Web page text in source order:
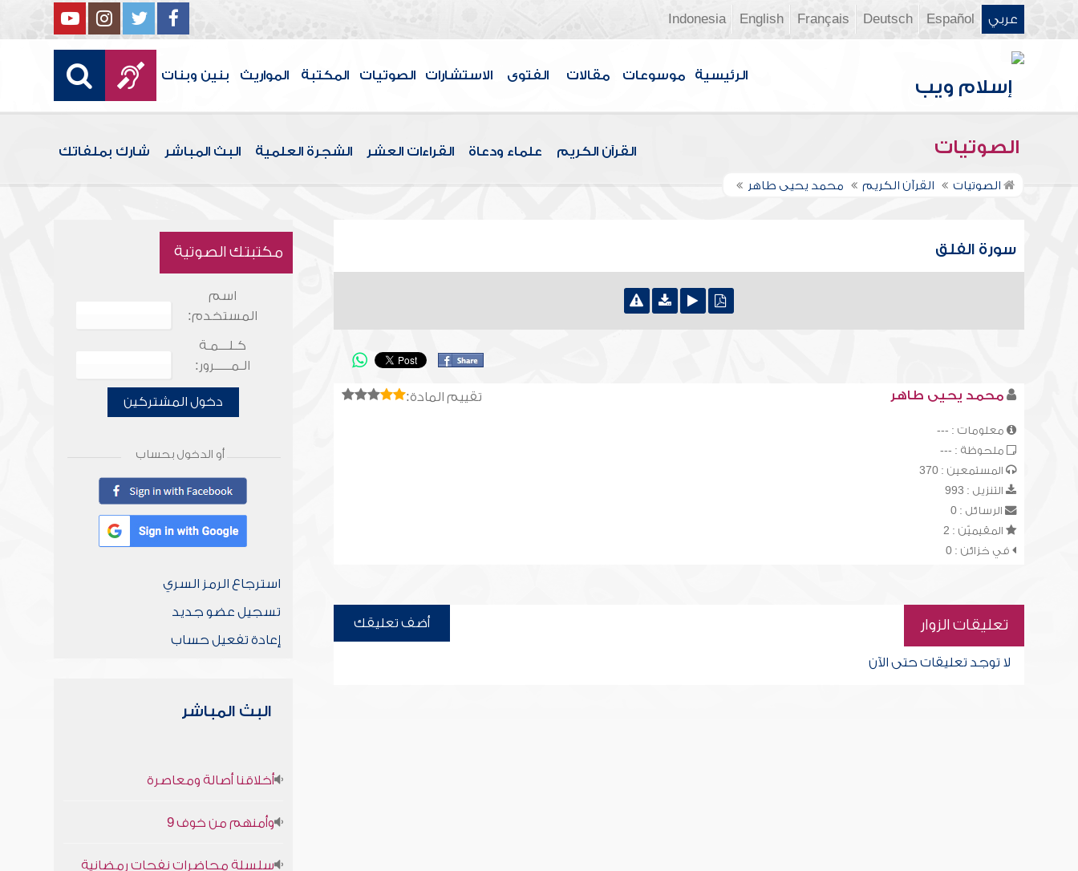
عربي Español
Deutsch
Français
English
Indonesia
الرئيسية موسوعات مقالات الفتوى الاستشارات الصوتيات المكتبة المواريث بنين وبنات
الصوتيات القرآن الكريم علماء ودعاة القراءات العشر الشجرة العلمية البث المباشر شارك بملفاتك
الصوتيات القرآن الكريم محمد يحيى طاهر
سورة الفلق
تقييم المادة: محمد يحيى طاهر
معلومات : ---
ملحوظة : ---
المستمعين : 370
التنزيل : 993
الرسائل : 0
المقيميّن : 2
في خزائن : 0
تعليقات الزوار أضف تعليقك
لا توجد تعليقات حتى الآن
مكتبتك الصوتية
اسم
المستخدم:
كـلـــمـة
الـمـــــرور:
دخول المشتركين
أو الدخول بحساب
استرجاع الرمز السري
تسجيل عضو جديد
إعادة تفعيل حساب
البث المباشر
أخلاقنا أصالة ومعاصرة
وأمنهم من خوف 9
سلسلة محاضرات نفحات رمضانية